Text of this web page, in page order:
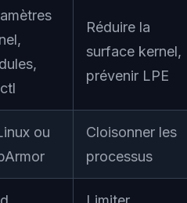
Réduire la
surface kernel,
prévenir LPE
ou
Cloisonner les
processus